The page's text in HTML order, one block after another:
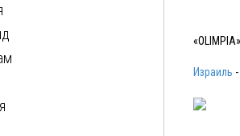
Израиль